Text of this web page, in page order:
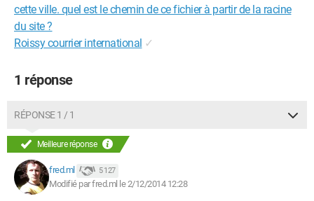
cette ville. quel est le chemin de ce fichier à partir de la racine
du site ?
Roissy courrier international ✓
1 réponse
RÉPONSE 1 / 1
Meilleure réponse
fred.ml 5 127
Modifié par fred.ml le 2/12/2014 12:28